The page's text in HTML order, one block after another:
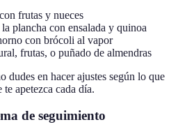
frutas y nueces
plancha con ensalada y quinoa
con brócoli al vapor
frutas, o puñado de almendras
en hacer ajustes según lo que
apetezca cada día.
de seguimiento